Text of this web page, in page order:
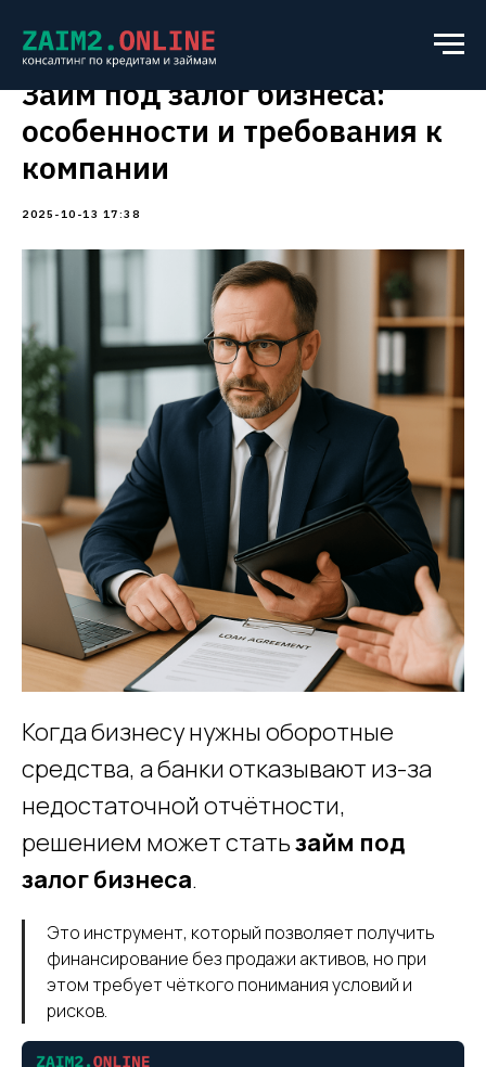
Займ под залог бизнеса:
особенности и требования к
компании
2025-10-13 17:38
Когда бизнесу нужны оборотные
средства, а банки отказывают из-за
недостаточной отчётности,
решением может статьзайм под
залог бизнеса.
Это инструмент, который позволяет получить
финансирование без продажи активов, но при
этом требует чёткого понимания условий и
рисков.